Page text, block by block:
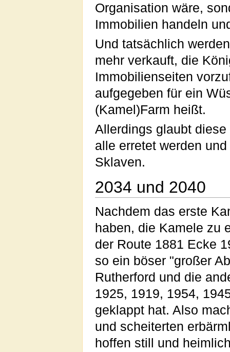
Organisation wäre,
Immobilien handeln
Und tatsächlich
mehr verkauft, die
Immobilienseiten
aufgegeben für ein
(Kamel)Farm heißt.
Allerdings glaubt
alle erretet werden
Sklaven.
2034 und 2040
Nachdem das erste
haben, die Kamele zu
der Route 1881 Ecke
so ein böser "großer
Rutherford und die
1925, 1919, 1954,
geklappt hat. Also
und scheiterten
hoffen still und